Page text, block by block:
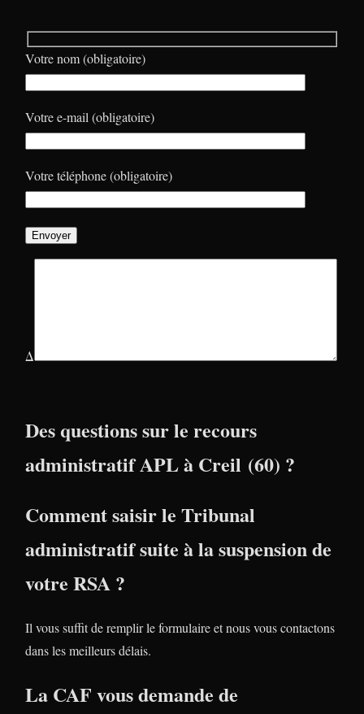
Votre nom (obligatoire)
Votre e-mail (obligatoire)
Votre téléphone (obligatoire)
Δ
Des questions sur le recours
administratif APL à Creil (60) ?
Comment saisir le Tribunal
administratif suite à la suspension de
votre RSA ?
Il vous suffit de remplir le formulaire et nous vous contactons
dans les meilleurs délais.
La CAF vous demande de